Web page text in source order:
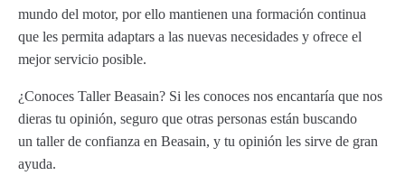
mundo del motor, por ello mantienen una formación continua
que les permita adaptars a las nuevas necesidades y ofrece el
mejor servicio posible.
¿Conoces Taller Beasain? Si les conoces nos encantaría que nos
dieras tu opinión, seguro que otras personas están buscando
un taller de confianza en Beasain, y tu opinión les sirve de gran
ayuda.